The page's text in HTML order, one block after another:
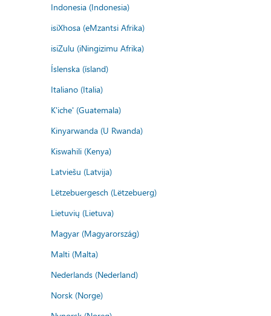
Indonesia (Indonesia)
isiXhosa (eMzantsi Afrika)
isiZulu (iNingizimu Afrika)
Íslenska (ísland)
Italiano (Italia)
K'iche' (Guatemala)
Kinyarwanda (U Rwanda)
Kiswahili (Kenya)
Latviešu (Latvija)
Lëtzebuergesch (Lëtzebuerg)
Lietuvių (Lietuva)
Magyar (Magyarország)
Malti (Malta)
Nederlands (Nederland)
Norsk (Norge)